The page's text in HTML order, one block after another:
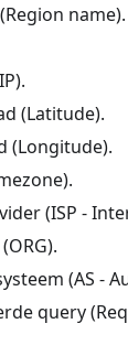
name).
(Latitude).
(Longitude).
(ISP -
(AS -
query